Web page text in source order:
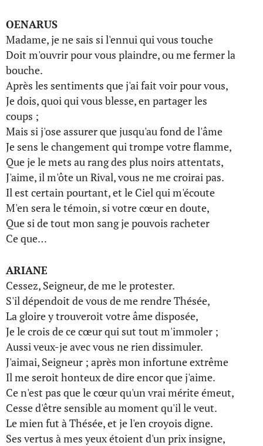
OENARUS
Madame, je ne sais si l'ennui qui vous touche
Doit m'ouvrir pour vous plaindre, ou me fermer la
bouche.
Après les sentiments que j'ai fait voir pour vous,
Je dois, quoi qui vous blesse, en partager les
coups ;
Mais si j'ose assurer que jusqu'au fond de l'âme
Je sens le changement qui trompe votre flamme,
Que je le mets au rang des plus noirs attentats,
J'aime, il m'ôte un Rival, vous ne me croirai pas.
Il est certain pourtant, et le Ciel qui m'écoute
M'en sera le témoin, si votre cœur en doute,
Que si de tout mon sang je pouvois racheter
Ce que…
ARIANE
Cessez, Seigneur, de me le protester.
S'il dépendoit de vous de me rendre Thésée,
La gloire y trouveroit votre âme disposée,
Je le crois de ce cœur qui sut tout m'immoler ;
Aussi veux-je avec vous ne rien dissimuler.
J'aimai, Seigneur ; après mon infortune extrême
Il me seroit honteux de dire encor que j'aime.
Ce n'est pas que le cœur qu'un vrai mérite émeut,
Cesse d'être sensible au moment qu'il le veut.
Le mien fut à Thésée, et je l'en croyois digne.
Ses vertus à mes yeux étoient d'un prix insigne,